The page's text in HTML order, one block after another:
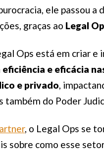
ele passou
graças ao Legal
Ops está em criar e
e eficácia
e privado,
também do Poder
, o Legal Ops se
sobre como esse